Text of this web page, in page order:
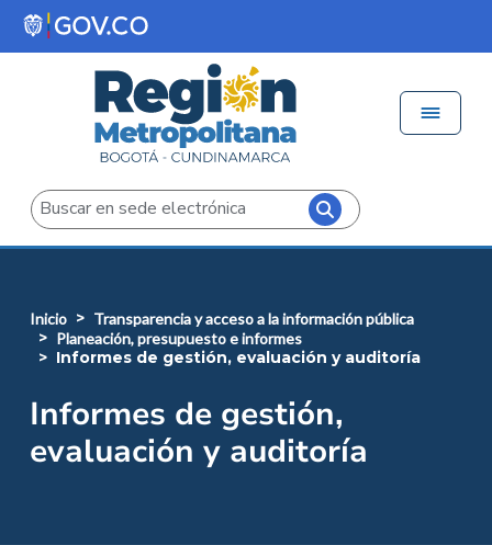
Pasar al contenido principal
Buscar
inicio
transparencia y acceso a la información pública
planeación, presupuesto e informes
informes de gestión, evaluación y auditoría
Informes de gestión,
evaluación y auditoría